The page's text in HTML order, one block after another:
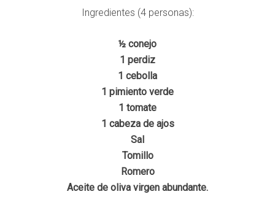
Ingredientes (4 personas):
½ conejo
1 perdiz
1 cebolla
1 pimiento verde
1 tomate
1 cabeza de ajos
Sal
Tomillo
Romero
Aceite de oliva virgen abundante.